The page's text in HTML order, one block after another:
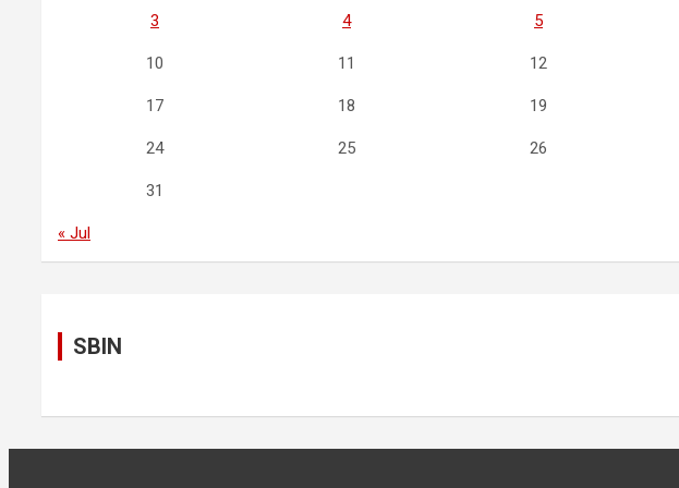
3 4 5
10 11 12
17 18 19
24 25 26
31
« Jul
SBIN